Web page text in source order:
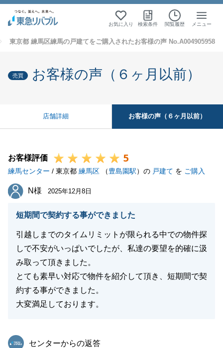
お気に入り 検索条件 閲覧履歴 メニュー
東京都 練馬区練馬の戸建てをご購入されたお客様の声 No.A004905958
売買 お客様の声（６ヶ月以前）
店舗詳細 お客様の声（６ヶ月以前）
お客様評価 5
練馬センター / 東京都 練馬区 （豊島園駅）の 戸建て を ご購入
N様
N様 2025年12月8日
短期間で契約する事ができました
引越しまでのタイムリミットが限られる中での物件探
しで不安がいっぱいでしたが、私達の要望を的確に汲
み取って頂きました。
とても素早い対応で物件を紹介して頂き、短期間で契
約する事ができました。
大変満足しております。
東急リバブル
センターからの返答